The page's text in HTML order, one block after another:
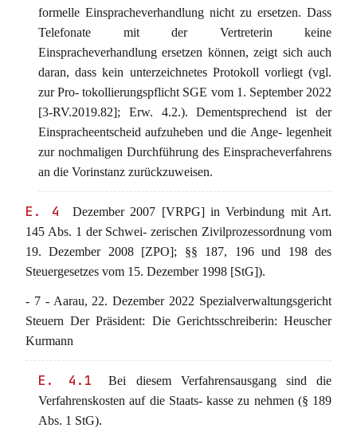
formelle Einspracheverhandlung nicht zu ersetzen. Dass
Telefonate mit der Vertreterin keine
Einspracheverhandlung ersetzen können, zeigt sich auch
daran, dass kein unterzeichnetes Protokoll vorliegt (vgl.
zur Pro- tokollierungspflicht SGE vom 1. September 2022
[3-RV.2019.82]; Erw. 4.2.). Dementsprechend ist der
Einspracheentscheid aufzuheben und die Ange- legenheit
zur nochmaligen Durchführung des Einspracheverfahrens
an die Vorinstanz zurückzuweisen.
E. 4
Dezember 2007 [VRPG] in Verbindung mit Art.
145 Abs. 1 der Schwei- zerischen Zivilprozessordnung vom
19. Dezember 2008 [ZPO]; §§ 187, 196 und 198 des
Steuergesetzes vom 15. Dezember 1998 [StG]).
- 7 - Aarau, 22. Dezember 2022 Spezialverwaltungsgericht
Steuern Der Präsident: Die Gerichtsschreiberin: Heuscher
Kurmann
E. 4.1
Bei diesem Verfahrensausgang sind die
Verfahrenskosten auf die Staats- kasse zu nehmen (§ 189
Abs. 1 StG).